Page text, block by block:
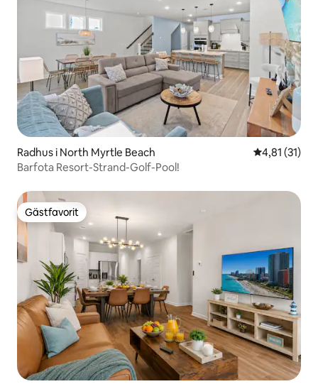
Radhus i North Myrtle Beach 4,81 av 5 i
4,81 (31)
Barfota Resort-Strand-Golf-Pool!
Gästfavorit
Gästfavorit